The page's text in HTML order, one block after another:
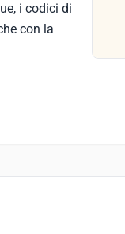
i codici di
con la